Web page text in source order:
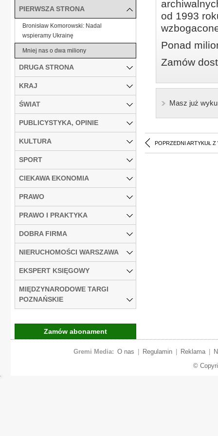
od 1993
Ponad
Zamów
Masz już
POPRZEDNI ARTYKUŁ Z
PIERWSZA STRONA
Bronisław Komorowski: Nadal
wspieramy Ukrainę
Mniej nas o dwa miliony
DRUGA STRONA
KRAJ
ŚWIAT
PUBLICYSTYKA, OPINIE
KULTURA
SPORT
CIEKAWA EKONOMIA
PRAWO
PRAWO I PRAKTYKA
DOBRA FIRMA
NIERUCHOMOŚCI WARSZAWA
EKSPERT KSIĘGOWY
MIĘDZYNARODOWE TARGI
POZNAŃSKIE
Zamów abonament
Gremi Media: O nas Regulamin Reklama
©